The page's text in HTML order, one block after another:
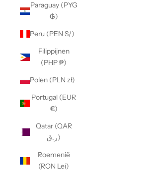
Paraguay (PYG
₲)
Peru (PEN S/)
Filippijnen
(PHP ₱)
Polen (PLN zł)
Portugal (EUR
€)
Qatar (QAR
ر.ق)
Roemenië
(RON Lei)